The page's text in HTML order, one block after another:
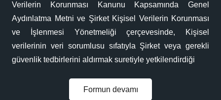
Verilerin Korunması Kanunu Kapsamında Genel
Aydınlatma Metni ve Şirket Kişisel Verilerin Korunması
ve İşlenmesi Yönetmeliği çerçevesinde, Kişisel
verilerinin veri sorumlusu sıfatıyla Şirket veya gerekli
güvenlik tedbirlerini aldırmak suretiyle yetkilendirdiği
Formun devamı